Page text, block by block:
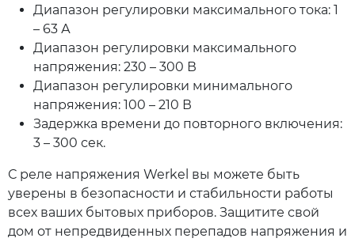
Диапазон регулировки максимального тока: 1
– 63 А
Диапазон регулировки максимального
напряжения: 230 – 300 В
Диапазон регулировки минимального
напряжения: 100 – 210 В
Задержка времени до повторного включения:
3 – 300 сек.
С реле напряжения Werkel вы можете быть
уверены в безопасности и стабильности работы
всех ваших бытовых приборов. Защитите свой
дом от непредвиденных перепадов напряжения и